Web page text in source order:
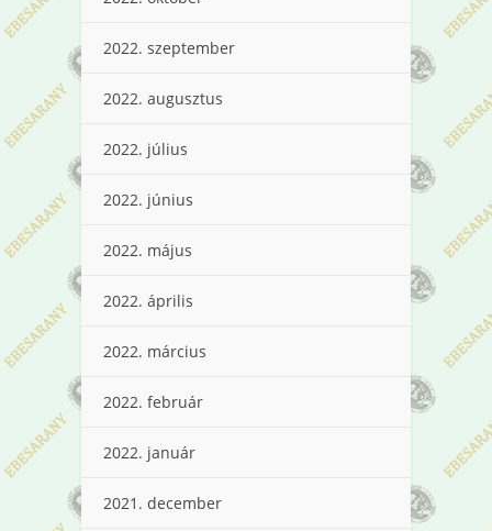
2022. szeptember
2022. augusztus
2022. július
2022. június
2022. május
2022. április
2022. március
2022. február
2022. január
2021. december